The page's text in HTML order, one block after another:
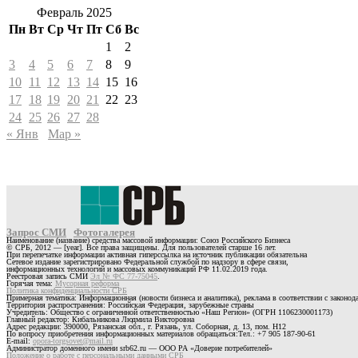
Февраль 2025
Пн Вт Ср Чт Пт Сб Вс
1
2
3
4 5 6 7 8
9
10 11 12 13 14 15 16
17 18 19 20 21 22 23
24 25 26 27 28
« Янв
Мар »
Запрос СМИ Фотогалерея
Наименование (название) средства массовой информации: Союз Российского Бизнеса
© СРБ, 2012 — [year]. Все права защищены. Для пользователей старше 16 лет.
При перепечатке информации активная гиперссылка на источник публикации обязательна
Сетевое издание зарегистрировано Федеральной службой по надзору в сфере связи,
информационных технологий и массовых коммуникаций РФ 11.02.2019 года.
Реестровая запись СМИ Эл № ФС 77-75045
Горячая тема: Мусорная реформа
Политика конфиденциальности СРБ
Примерная тематика: Информационная (новости бизнеса и аналитика), реклама в соответствии с
Территория распространения: Российская Федерация, зарубежные страны
Учредитель: Общество с ограниченной ответственностью «Наш Регион» (ОГРН 1106230001173)
Главный редактор: Кибальникова Людмила Викторовна
Адрес редакции: 390000, Рязанская обл., г. Рязань, ул. Соборная, д. 13, пом. Н12
По вопросу приобретения информационных материалов обращаться:Тел.: +7 905 187-90-61
E-mail:opora-torgsovet@mail.ru
Администратор доменного имени srb62.ru — ООО РА «Доверие потребителей»
Положение о работе с персональными данными СРБ